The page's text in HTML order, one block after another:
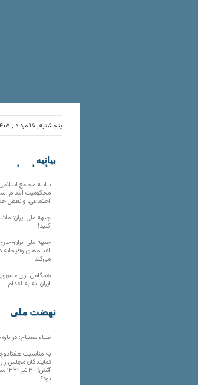
پنجشنبه, ۱۵ مرداد , ۱۴۰۵ |
بیانیه
سازمان‌های
بیانیه مجامع
محکومیت اعدام،
اجتماعی، و نقض
جبهه ملی ایران:
کنید!
جبهه ملی ایران-
اعدام‌های وقیحانه
می‌کند
همگامی برای
ایران: نه به اعدام
نهضت ملی
ضیاء مصباح: در
به مناسبت
نمایندگان مجلس
بود؟